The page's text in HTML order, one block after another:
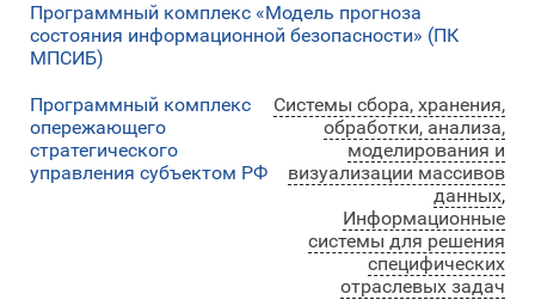
Программный комплекс «Модель прогноза
состояния информационной безопасности» (ПК
МПСИБ)
Программный комплекс
опережающего
стратегического
управления субъектом РФ
Системы сбора, хранения,
обработки, анализа,
моделирования и
визуализации массивов
данных,
Информационные
системы для решения
специфических
отраслевых задач